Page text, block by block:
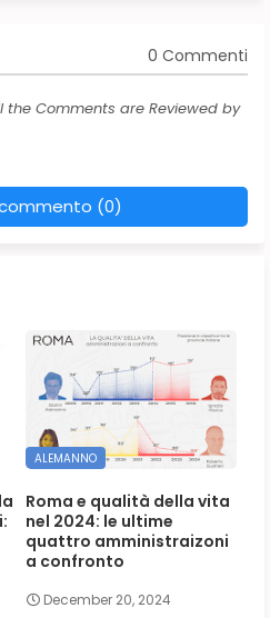
0 Commenti
the Comments are Reviewed by
(0)
ALEMANNO
Roma e qualità della vita
nel 2024: le ultime
quattro amministraizoni
a confronto
December 20, 2024